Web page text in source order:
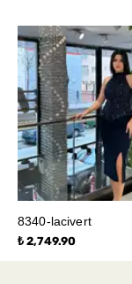
8340-lacivert
₺ 2,749.90